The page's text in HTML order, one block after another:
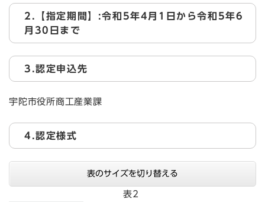
2.【指定期間】:令和5年4月1日から令和5年6
月30日まで
3.認定申込先
宇陀市役所商工産業課
4.認定様式
表のサイズを切り替える
表2